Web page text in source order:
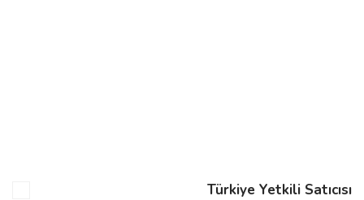
Türkiye Yetkili Satıcısı